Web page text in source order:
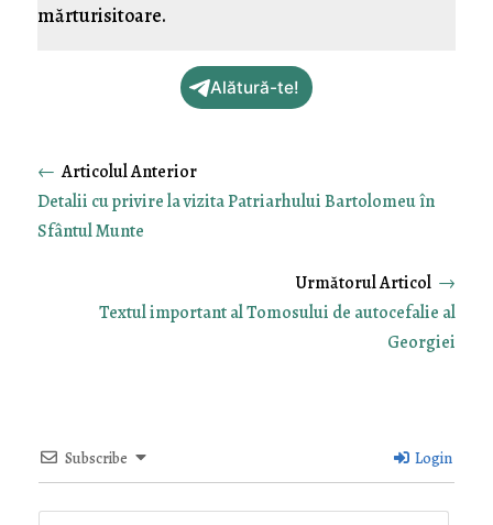
mărturisitoare.
Alătură-te!
←
Detalii cu privire la vizita Patriarhului Bartolomeu în
Sfântul Munte
Textul important al Tomosului de autocefalie al
Georgiei
→
Subscribe Login